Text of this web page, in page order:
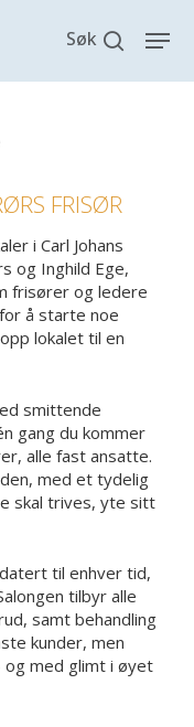
FRISØR
i Carl Johans
og Inghild Ege,
frisører og ledere
å starte noe
lokalet til en
smittende
gang du kommer
alle fast ansatte.
med et tydelig
skal trives, yte sitt
til enhver tid,
tilbyr alle
samt behandling
kunder, men
og med glimt i øyet